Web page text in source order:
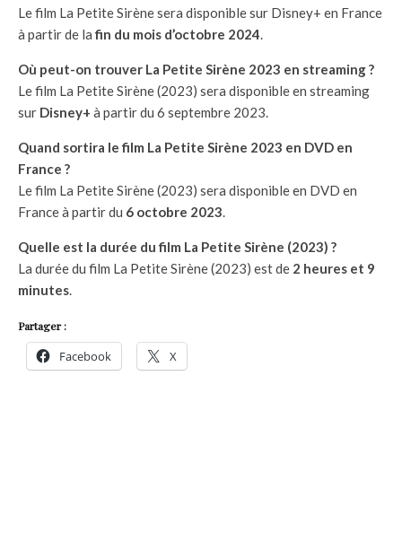
Le film La Petite Sirène sera disponible sur Disney+ en France
à partir de lafin du mois d’octobre 2024
Où peut-on trouver La Petite Sirène 2023 en streaming ?
Le film La Petite Sirène (2023) sera disponible en streaming
sur Disney+ à partir du 6 septembre 2023.
Quand sortira le film La Petite Sirène 2023 en DVD en
France ?
Le film La Petite Sirène (2023) sera disponible en DVD en
France à partir du 6 octobre 2023
Quelle est la durée du film La Petite Sirène (2023) ?
La durée du film La Petite Sirène (2023) est de 2 heures et 9
minutes
Partager :
Facebook X